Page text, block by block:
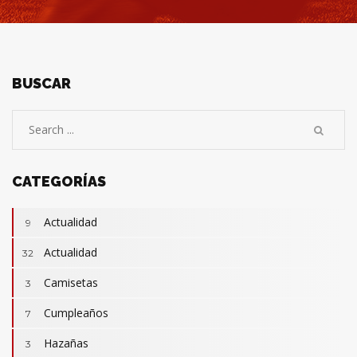
BUSCAR
CATEGORÍAS
9 Actualidad
32 Actualidad
3 Camisetas
7 Cumpleaños
3 Hazañas